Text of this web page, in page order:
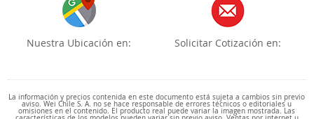
Nuestra Ubicación en: Solicitar Cotización en:
La información y precios contenida en este documento está sujeta a cambios sin previo
aviso. Wei Chile S. A. no se hace responsable de errores técnicos o editoriales u
omisiones en el contenido. El producto real puede variar la imagen mostrada. Las